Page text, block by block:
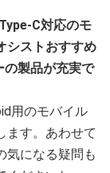
C対応のモ
シストおすすめ
製品が充実で
用のモバイル
ます。あわせて
気になる疑問も